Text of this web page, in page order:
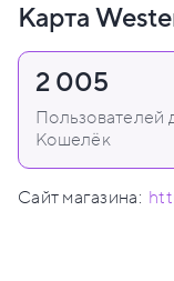
Карта
2 005
Пользователей
Кошелёк
Сайт магазина: